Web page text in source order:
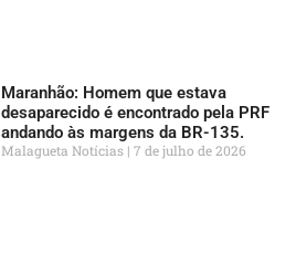
Maranhão: Homem que estava
desaparecido é encontrado pela PRF
andando às margens da BR-135.
Malagueta Notícias 7 de julho de 2026